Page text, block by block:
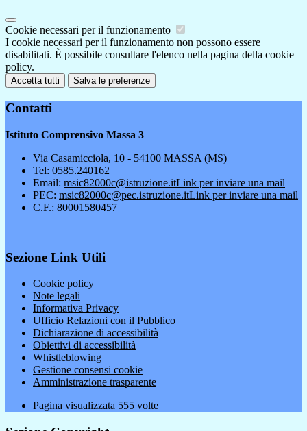
Cookie necessari per il funzionamento
I cookie necessari per il funzionamento non possono essere
disabilitati. È possibile consultare l'elenco nella pagina della cookie
policy.
Accetta tutti Salva le preferenze
Contatti
Istituto Comprensivo Massa 3
Via Casamicciola, 10 - 54100 MASSA (MS)
Tel: 0585.240162
Email: msic82000c@istruzione.itLink per inviare una mail
PEC: msic82000c@pec.istruzione.itLink per inviare una mail
C.F.: 80001580457
Sezione Link Utili
Cookie policy
Note legali
Informativa Privacy
Ufficio Relazioni con il Pubblico
Dichiarazione di accessibilità
Obiettivi di accessibilità
Whistleblowing
Gestione consensi cookie
Amministrazione trasparente
Pagina visualizzata 555 volte